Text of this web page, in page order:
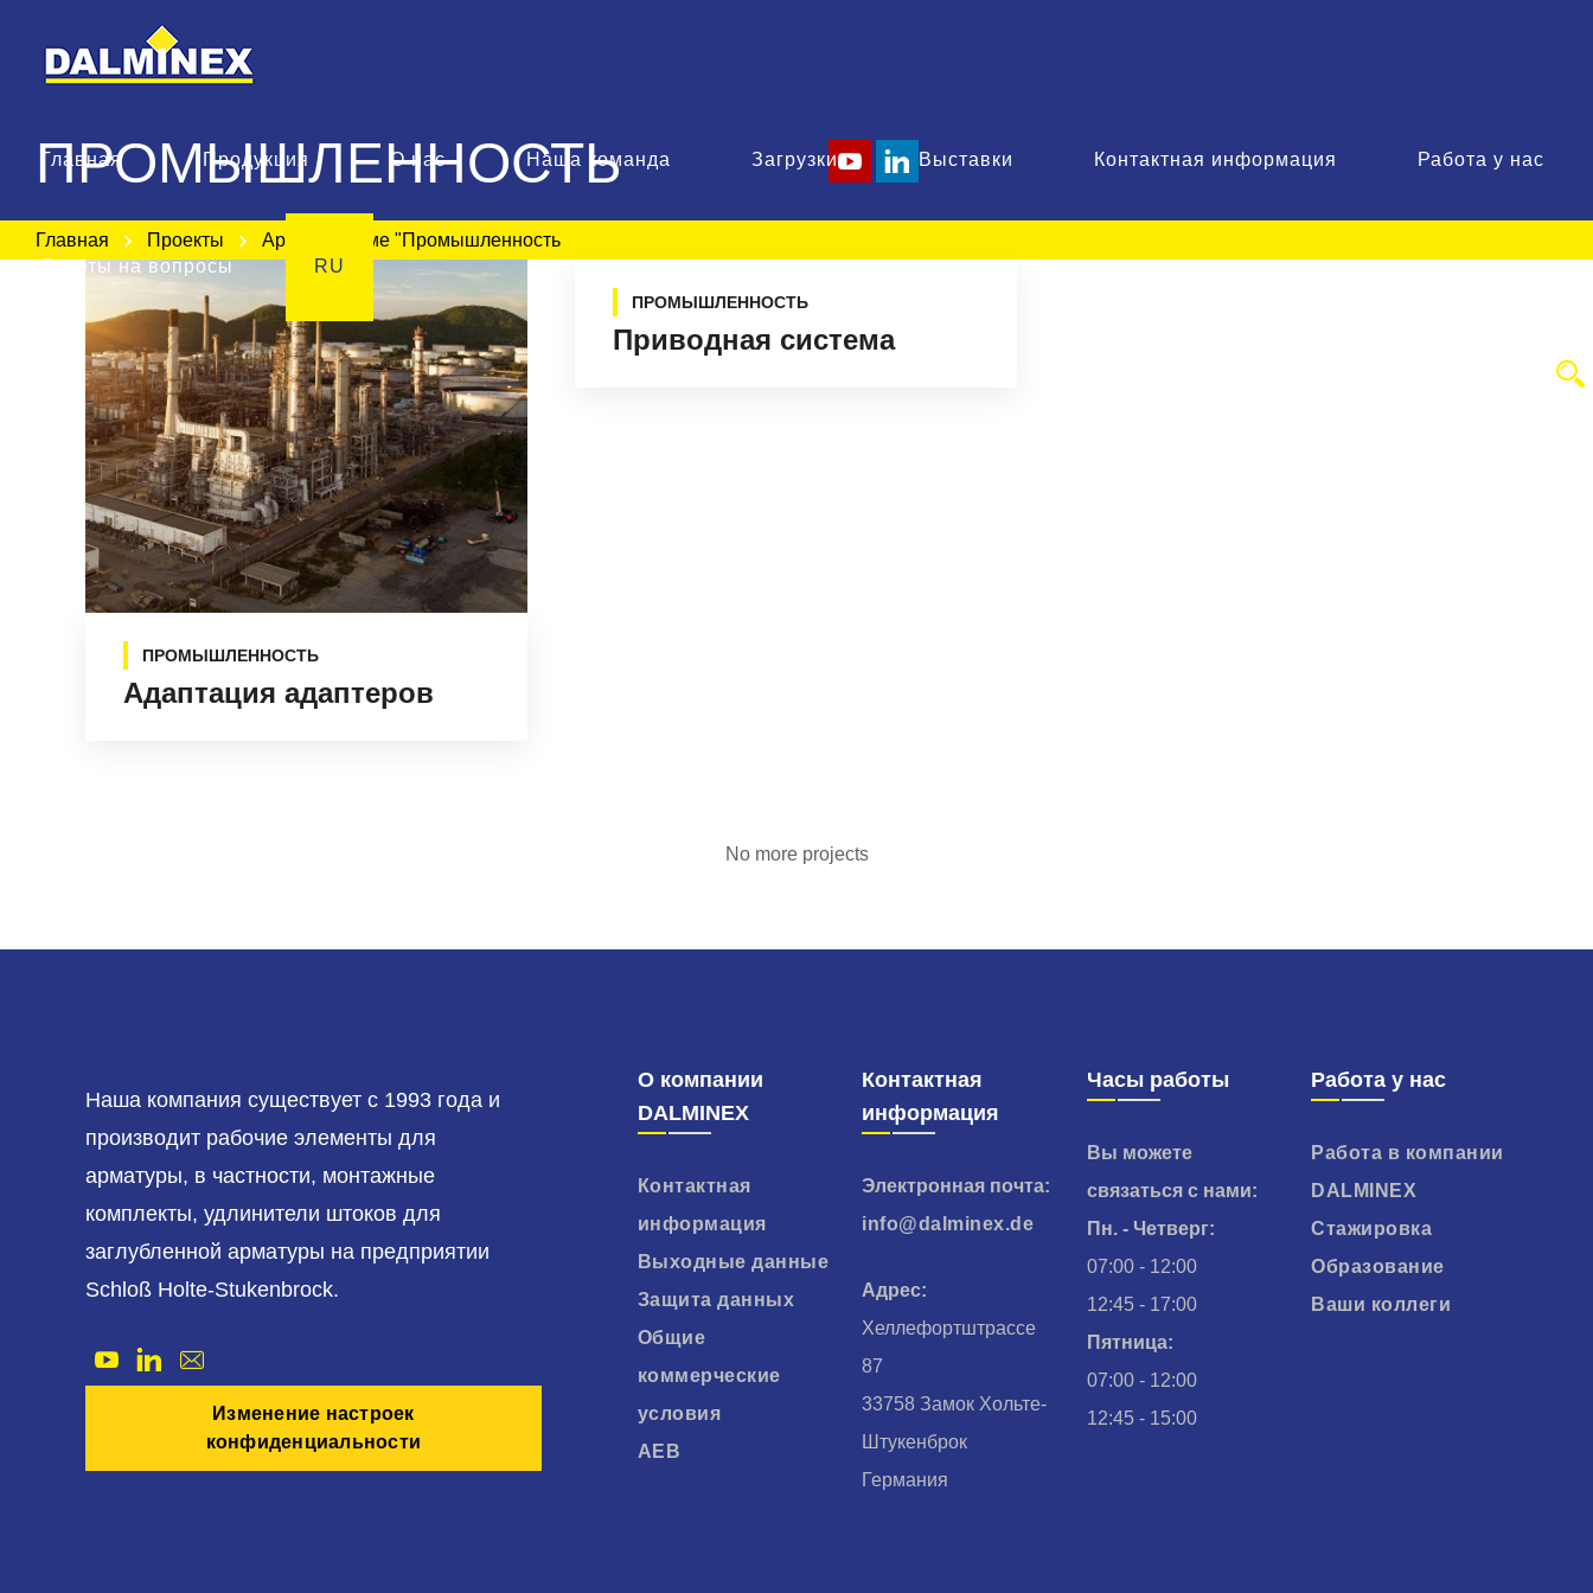
Главная Продукция О нас Наша команда Загрузки Выставки Контактная информация Работа у нас
Ответы на вопросы RU
ПРОМЫШЛЕННОСТЬ
Главная Проекты Архив по теме "Промышленность
ПРОМЫШЛЕННОСТЬ
Адаптация адаптеров
ПРОМЫШЛЕННОСТЬ
Приводная система
No more projects
Наша компания существует с 1993 года и
производит рабочие элементы для
арматуры, в частности, монтажные
комплекты, удлинители штоков для
заглубленной арматуры на предприятии
Schloß Holte-Stukenbrock.
Изменение настроек
конфиденциальности
О компании
DALMINEX
Контактная
информация
Выходные данные
Защита данных
Общие
коммерческие
условия
AEB
Контактная
информация
Электронная почта:
info@dalminex.de
Адрес:
Хеллефортштрассе
87
33758 Замок Хольте-
Штукенброк
Германия
Часы работы
Вы можете
связаться с нами:
Пн. - Четверг:
07:00 - 12:00
12:45 - 17:00
Пятница:
07:00 - 12:00
12:45 - 15:00
Работа у нас
Работа в компании
DALMINEX
Стажировка
Образование
Ваши коллеги